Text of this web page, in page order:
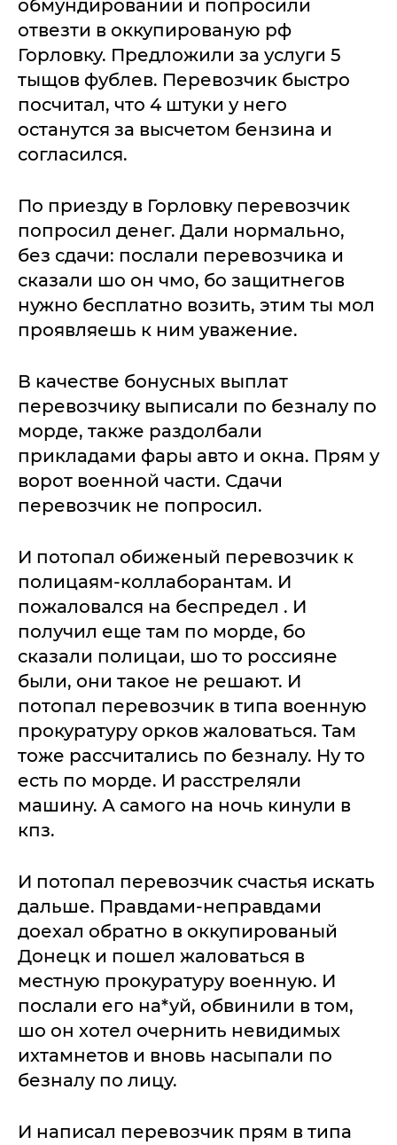
обмундировании и попросили
отвезти в оккупированую рф
Горловку. Предложили за услуги 5
тыщов фублев. Перевозчик быстро
посчитал, что 4 штуки у него
останутся за высчетом бензина и
согласился.
По приезду в Горловку перевозчик
попросил денег. Дали нормально,
без сдачи: послали перевозчика и
сказали шо он чмо, бо защитнегов
нужно бесплатно возить, этим ты мол
проявляешь к ним уважение.
В качестве бонусных выплат
перевозчику выписали по безналу по
морде, также раздолбали
прикладами фары авто и окна. Прям у
ворот военной части. Сдачи
перевозчик не попросил.
И потопал обиженый перевозчик к
полицаям-коллаборантам. И
пожаловался на беспредел . И
получил еще там по морде, бо
сказали полицаи, шо то россияне
были, они такое не решают. И
потопал перевозчик в типа военную
прокуратуру орков жаловаться. Там
тоже рассчитались по безналу. Ну то
есть по морде. И расстреляли
машину. А самого на ночь кинули в
кпз.
И потопал перевозчик счастья искать
дальше. Правдами-неправдами
доехал обратно в оккупированый
Донецк и пошел жаловаться в
местную прокуратуру военную. И
послали его на*уй, обвинили в том,
шо он хотел очернить невидимых
ихтамнетов и вновь насыпали по
безналу по лицу.
И написал перевозчик прям в типа